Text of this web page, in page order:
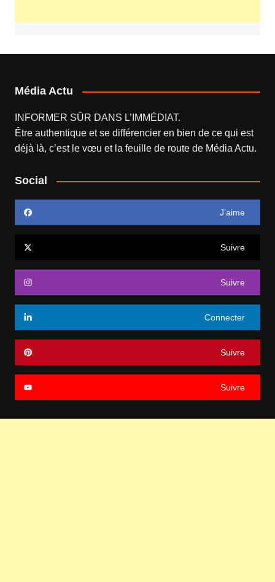
Média Actu
INFORMER SÛR DANS L’IMMÉDIAT.
Être authentique et se différencier en bien de ce qui est
déjà là, c’est le vœu et la feuille de route de Média Actu.
Social
J’aime
Suivre
Suivre
Connecter
Suivre
Suivre